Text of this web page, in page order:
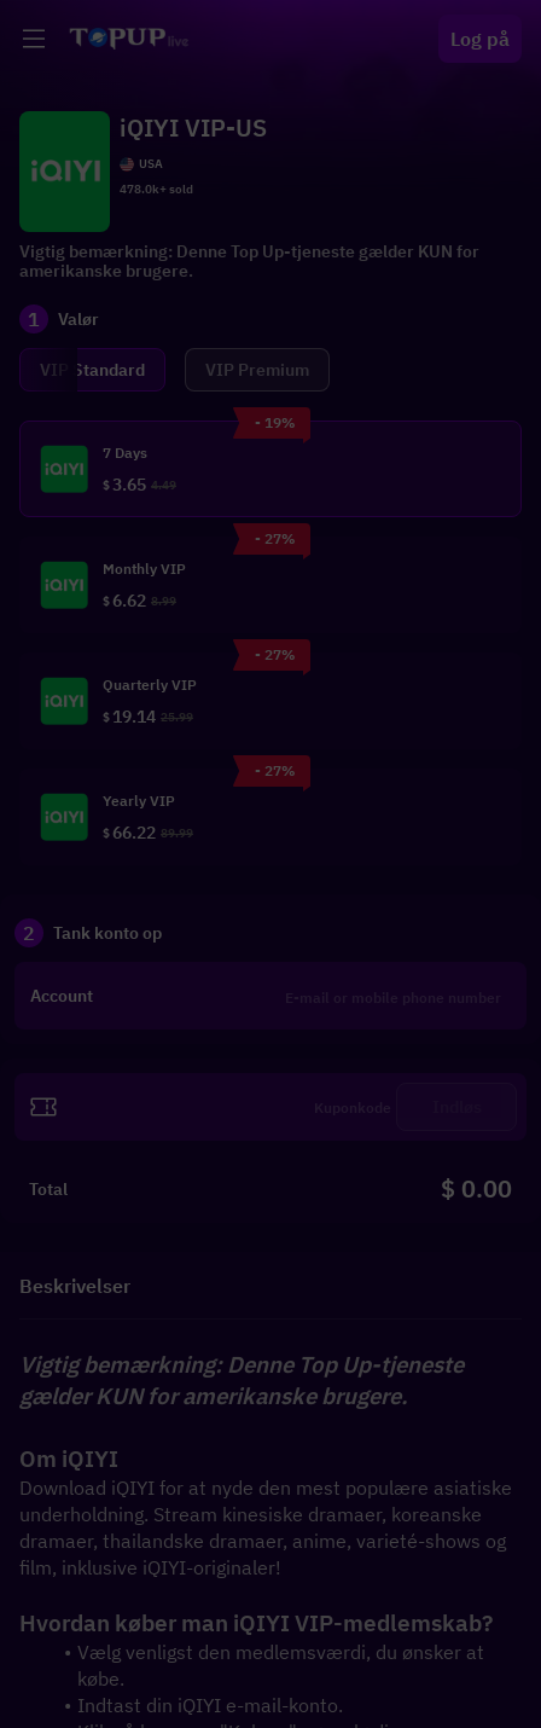
Log på
iQIYI VIP-US
USA
478.0k+ sold
Vigtig bemærkning: Denne Top Up-tjeneste gælder KUN for
amerikanske brugere.
1 Valør
VIP Standard VIP Premium
- 19%
7 Days
$3.65 4.49
- 27%
Monthly VIP
$ 6.62 8.99
- 27%
Quarterly VIP
$ 19.14 25.99
- 27%
Yearly VIP
$ 66.22 89.99
2 Tank konto op
Account
Total $ 0.00
Beskrivelser
Vigtig bemærkning: Denne Top Up-tjeneste
gælder KUN for amerikanske brugere.
Om iQIYI
Download iQIYI for at nyde den mest populære asiatiske
underholdning. Stream kinesiske dramaer, koreanske
dramaer, thailandske dramaer, anime, varieté-shows og
film, inklusive iQIYI-originaler!
Hvordan køber man iQIYI VIP-medlemskab?
Vælg venligst den medlemsværdi, du ønsker at
købe.
Indtast din iQIYI e-mail-konto.